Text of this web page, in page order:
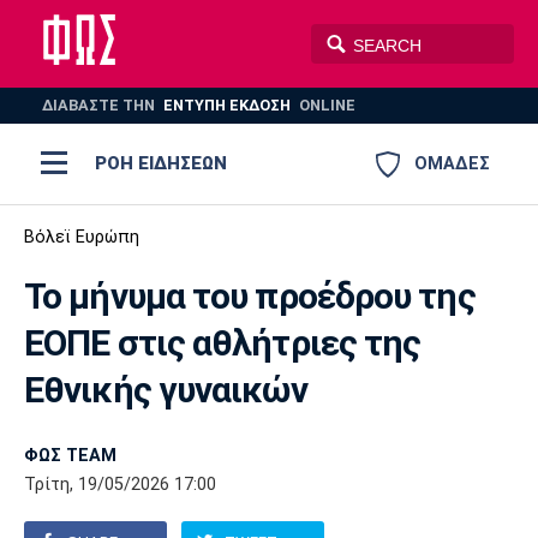
ΔΙΑΒΑΣΤΕ THN ΕΝΤΥΠΗ ΕΚΔΟΣΗ ONLINE
ΟΜΑΔΕΣ
ΡΟΗ ΕΙΔΗΣΕΩΝ
ΠΟΔΟΣΦΑΙΡΟ
ΒΟΛΕΪ ΣΠΟΡ
AUTO-MOTO PLUS
Ποδόσφαιρο
Super League 1
Super League 2
Γ Εθνική
Ελλάδα
Μπάσκετ
Ελλάδα
EuroLeague
Ολυμπιακοί Αγώνες
Πόλο
Ολυμπιακός ΑΕΚ ΠΑΟΚ
Παναθηναϊκός
Βόλεϊ Ευρώπη
Το μήνυμα του προέδρου της
ΕΟΠΕ στις αθλήτριες της
Εθνικής γυναικών
ΦΩΣ TEAM
Τρίτη, 19/05/2026 17:00